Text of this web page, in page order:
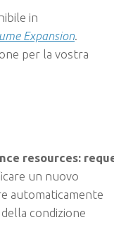
in
Expansion.
per la vostra
resources:
un nuovo
automaticamente
condizione